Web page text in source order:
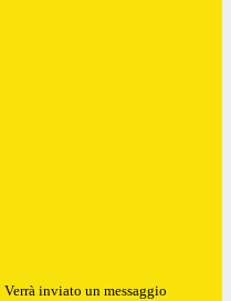
Verrà inviato un messaggio